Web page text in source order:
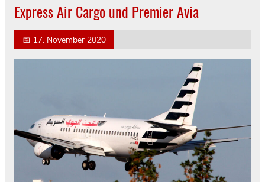
Express Air Cargo und Premier Avia
📅 17. November 2020